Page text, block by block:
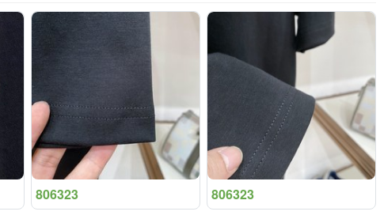
806323 806323